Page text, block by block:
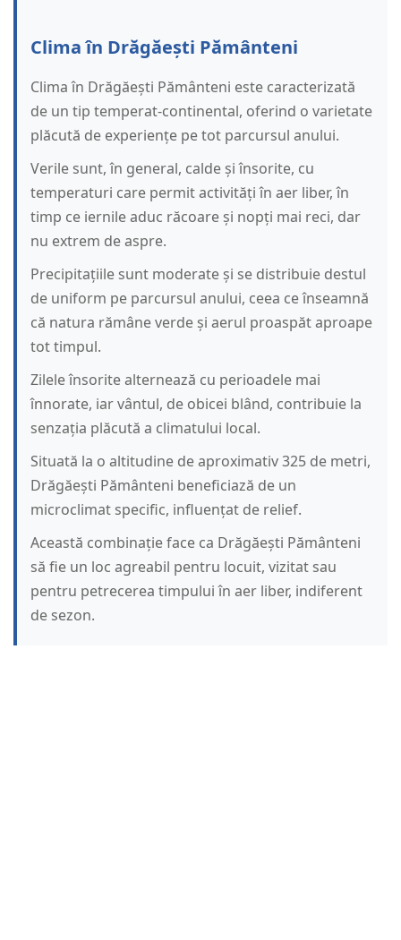
Clima în Drăgăești Pământeni
Clima în Drăgăești Pământeni este caracterizată
de un tip temperat-continental, oferind o varietate
plăcută de experiențe pe tot parcursul anului.
Verile sunt, în general, calde și însorite, cu
temperaturi care permit activități în aer liber, în
timp ce iernile aduc răcoare și nopți mai reci, dar
nu extrem de aspre.
Precipitațiile sunt moderate și se distribuie destul
de uniform pe parcursul anului, ceea ce înseamnă
că natura rămâne verde și aerul proaspăt aproape
tot timpul.
Zilele însorite alternează cu perioadele mai
înnorate, iar vântul, de obicei blând, contribuie la
senzația plăcută a climatului local.
Situată la o altitudine de aproximativ 325 de metri,
Drăgăești Pământeni beneficiază de un
microclimat specific, influențat de relief.
Această combinație face ca Drăgăești Pământeni
să fie un loc agreabil pentru locuit, vizitat sau
pentru petrecerea timpului în aer liber, indiferent
de sezon.